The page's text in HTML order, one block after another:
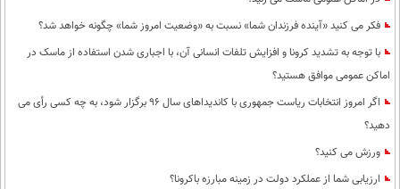
فکر می کنید «آینده فرزندان شما» نسبت به «وضعیت امروز شما» چگونه خواهد شد؟
با توجه به تشدید کرونا و افزایش تلفات انسانی آن، با اجباری شدن استفاده از ماسک در
اماکن عمومی موافق هستید؟
اگر امروز انتخابات ریاست جمهوری با کاندیداهای سال 96 برگزار شود، به چه کسی رأی می
دهید؟
ورزش می کنید؟
ارزیابی شما از عملکرد دولت در زمینه مبارزه باکرونا؟